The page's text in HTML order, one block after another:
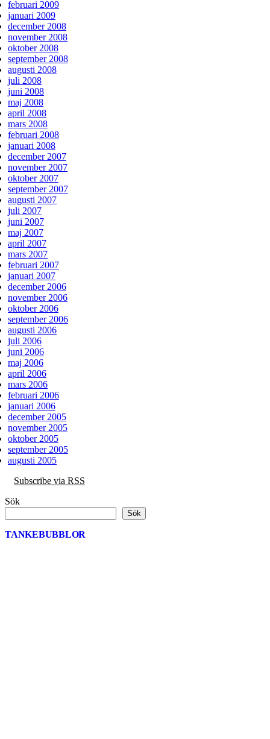
februari 2009
januari 2009
december 2008
november 2008
oktober 2008
september 2008
augusti 2008
juli 2008
juni 2008
maj 2008
april 2008
mars 2008
februari 2008
januari 2008
december 2007
november 2007
oktober 2007
september 2007
augusti 2007
juli 2007
juni 2007
maj 2007
april 2007
mars 2007
februari 2007
januari 2007
december 2006
november 2006
oktober 2006
september 2006
augusti 2006
juli 2006
juni 2006
maj 2006
april 2006
mars 2006
februari 2006
januari 2006
december 2005
november 2005
oktober 2005
september 2005
augusti 2005
Subscribe via RSS
Sök
Sök
TANKEBUBBLOR